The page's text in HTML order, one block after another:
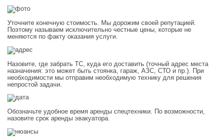
Уточните конечную стоимость. Мы дорожим своей репутацией.
Поэтому называем исключительно честные цены, которые не
меняются по факту оказания услуги.
Назовите, где забрать ТС, куда его доставить (точный адрес места
назначения: это может быть стоянка, гараж, АЗС, СТО и пр.). При
необходимости мы отправим необходимую технику для решения
непростой задачи.
Обозначьте удобное время аренды спецтехники. По возможности,
назовите срок аренды эвакуатора.